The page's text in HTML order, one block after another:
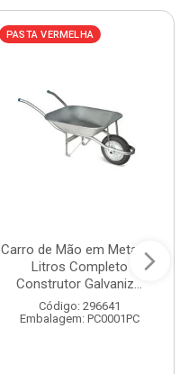
PASTA VERMELHA
Carro de Mão em Metal 60
Litros Completo
Construtor Galvaniz...
Código: 296641
Embalagem: PC0001PC